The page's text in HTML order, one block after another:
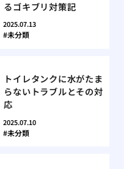
るゴキブリ対策記
2025.07.13
未分類
トイレタンクに水がたま
らないトラブルとその対
応
2025.07.10
未分類